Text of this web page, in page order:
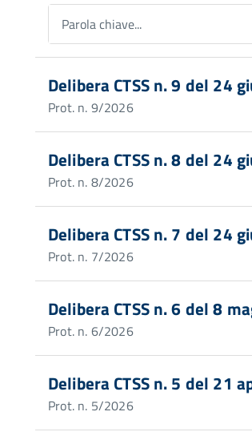
Parola chiave...
Delibera CTSS n. 9 del 24
Prot. n. 9/2026
Delibera CTSS n. 8 del 24
Prot. n. 8/2026
Delibera CTSS n. 7 del 24
Prot. n. 7/2026
Delibera CTSS n. 6 del 8
Prot. n. 6/2026
Delibera CTSS n. 5 del 21
Prot. n. 5/2026